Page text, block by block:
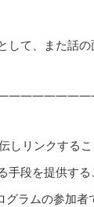
して、また話
しリンクする
手段を提供す
ラムの参加者